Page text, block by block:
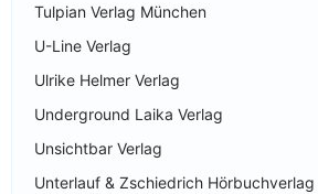
Tulpian Verlag München
U-Line Verlag
Ulrike Helmer Verlag
Underground Laika Verlag
Unsichtbar Verlag
Unterlauf & Zschiedrich Hörbuchverlag